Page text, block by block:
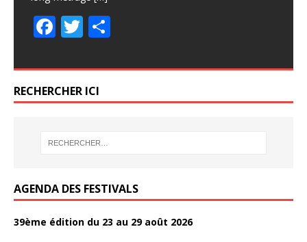
F
e
b
o
T
itt
er
ta
F
e
b
o
T
itt
er
ta
e
b
o
o
k
itt
er
er
ac
e
o
o
w
itt
er
e
b
o
o
k
itt
er
er
RECHERCHER ICI
AGENDA DES FESTIVALS
39ème édition du 23 au 29 août 2026